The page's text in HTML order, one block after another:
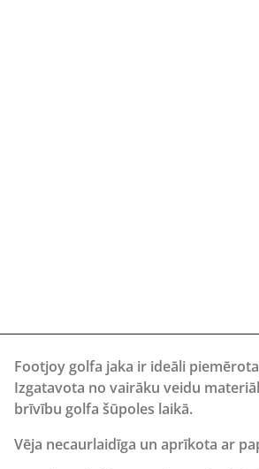
Footjoy golfa jaka ir ideāli
Izgatavota no vairāku veidu
brīvību golfa šūpoles laikā.
Vēja necaurlaidīga un aprīkota ar